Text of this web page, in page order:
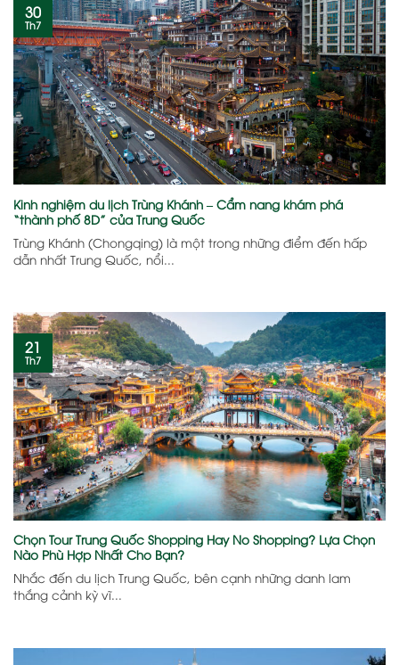
Kinh nghiệm du lịch Trùng Khánh – Cẩm nang khám phá
“thành phố 8D” của Trung Quốc
Trùng Khánh (Chongqing) là một trong những điểm đến hấp
dẫn nhất Trung Quốc, nổi...
30
Th7
Chọn Tour Trung Quốc Shopping Hay No Shopping? Lựa Chọn
Nào Phù Hợp Nhất Cho Bạn?
Nhắc đến du lịch Trung Quốc, bên cạnh những danh lam
thắng cảnh kỳ vĩ...
21
Th7